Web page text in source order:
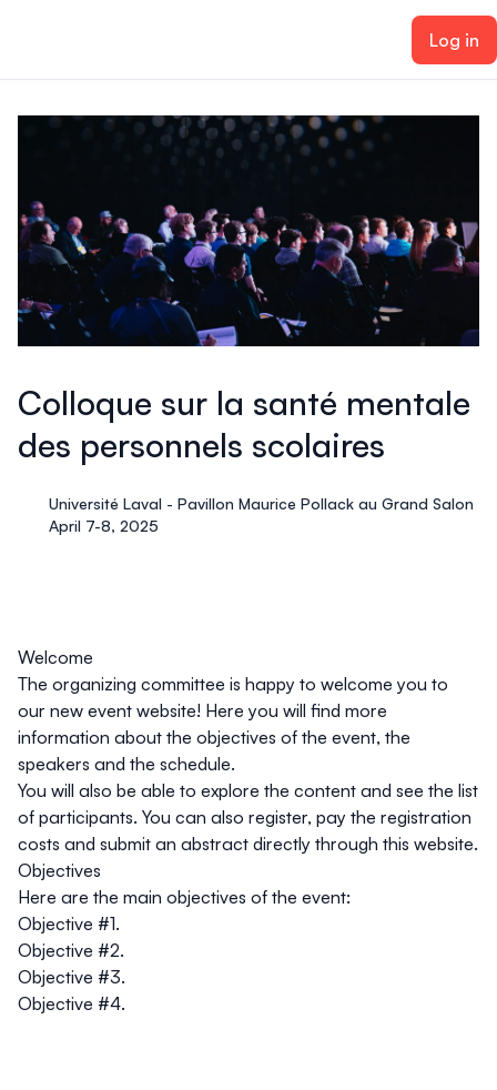
Log in
Colloque sur la santé mentale
des personnels scolaires
Université Laval - Pavillon Maurice Pollack au Grand Salon
April 7-8, 2025
Welcome
The organizing committee is happy to welcome you to
our new event website! Here you will find more
information about the objectives of the event, the
speakers and the schedule.
You will also be able to explore the content and see the list
of participants. You can also register, pay the registration
costs and submit an abstract directly through this website.
Objectives
Here are the main objectives of the event:
Objective #1.
Objective #2.
Objective #3.
Objective #4.